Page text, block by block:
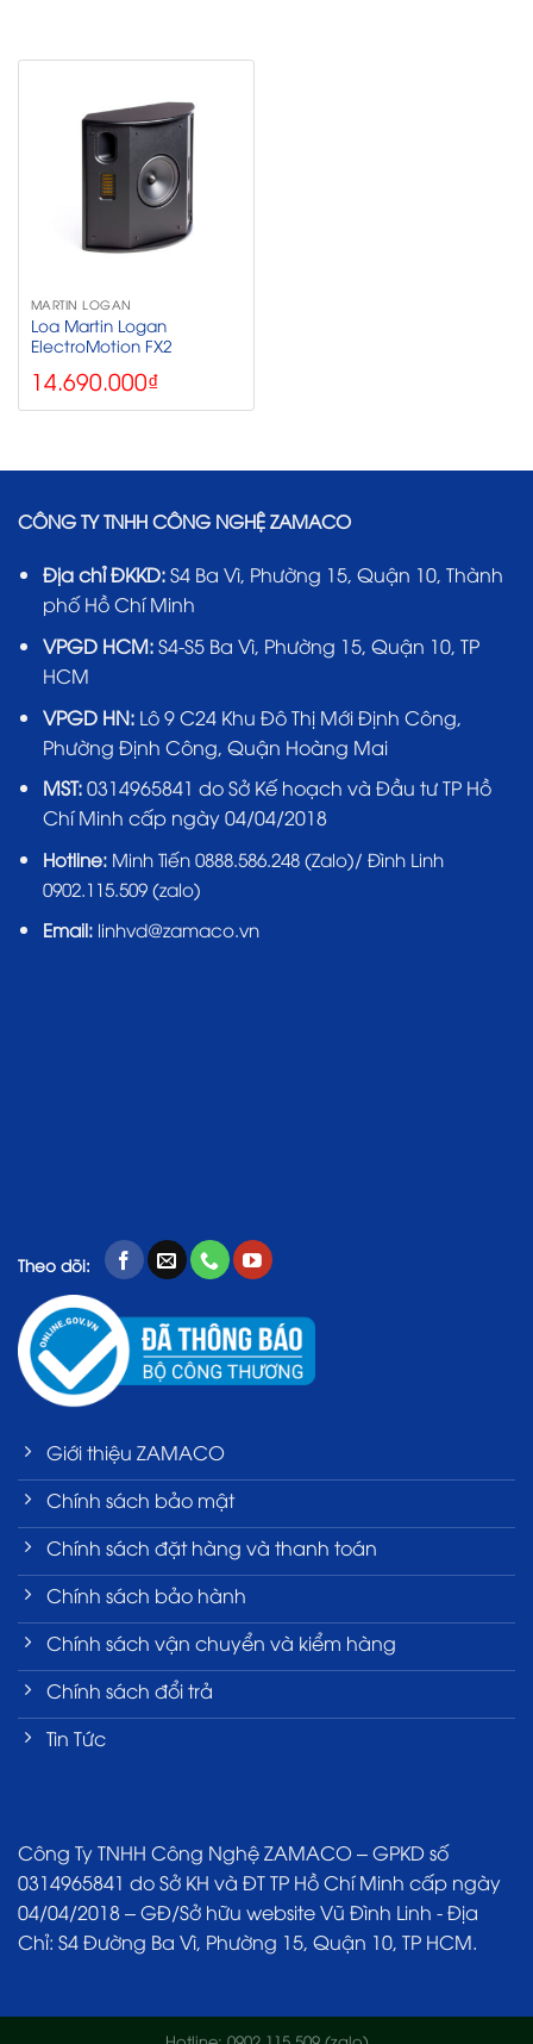
MARTIN LOGAN
Loa Martin Logan
ElectroMotion FX2
14.690.000₫
CÔNG TY TNHH CÔNG NGHỆ ZAMACO
Địa chỉ ĐKKD:S4 Ba Vì, Phường 15, Quận 10, Thành
phố Hồ Chí Minh
VPGD HCM:S4-S5 Ba Vì, Phường 15, Quận 10, TP
HCM
VPGD HN:Lô 9 C24 Khu Đô Thị Mới Định Công,
Phường Định Công, Quận Hoàng Mai
MST:0314965841 do Sở Kế hoạch và Đầu tư TP Hồ
Chí Minh cấp ngày 04/04/2018
Hotline: Minh Tiến 0888.586.248 (Zalo)/ Đình Linh
0902.115.509 (zalo)
Email:linhvd@zamaco.vn
Theo dõi:
Giới thiệu ZAMACO
Chính sách bảo mật
Chính sách đặt hàng và thanh toán
Chính sách bảo hành
Chính sách vận chuyển và kiểm hàng
Chính sách đổi trả
Tin Tức
Công Ty TNHH Công Nghệ ZAMACO – GPKD số
0314965841 do Sở KH và ĐT TP Hồ Chí Minh cấp ngày
04/04/2018 – GĐ/Sở hữu website Vũ Đình Linh - Địa
Chỉ: S4 Đường Ba Vì, Phường 15, Quận 10, TP HCM.